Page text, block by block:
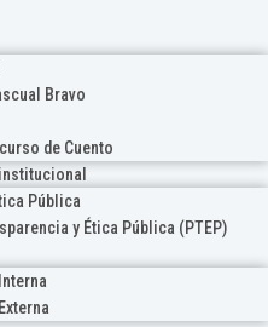
Bravo
de Cuento
Pública
y Ética Pública (PTEP)